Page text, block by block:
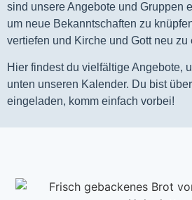
sind unsere Angebote und Gruppen
um neue Bekanntschaften zu
vertiefen und Kirche und Gott neu zu
Hier findest du vielfältige Angebote,
unten unseren Kalender. Du bist
eingeladen, komm einfach vorbei!